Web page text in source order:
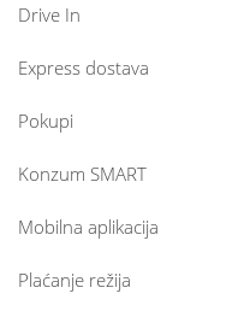
Drive In
Express dostava
Pokupi
Konzum SMART
Mobilna aplikacija
Plaćanje režija